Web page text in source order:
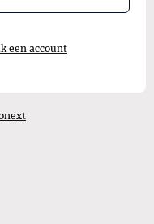
een account